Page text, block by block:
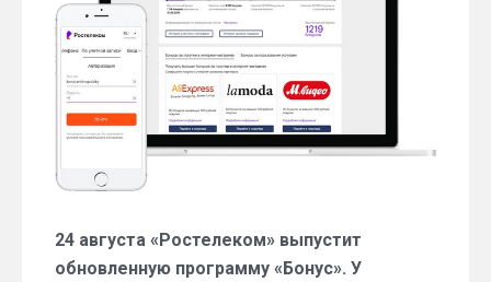
программу
24 августа «Ростелеком» выпустит
обновленную программу «Бонус». У